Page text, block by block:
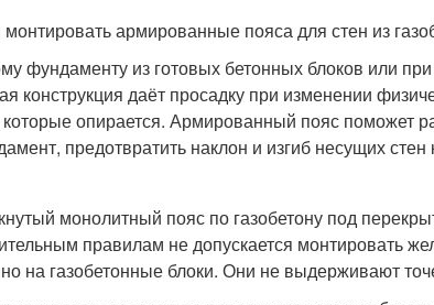
монтировать армированные пояса для стен из
фундаменту из готовых бетонных блоков или
конструкция даёт просадку при изменении
которые опирается. Армированный пояс поможет
предотвратить наклон и изгиб несущих стен
монолитный пояс по газобетону под
правилам не допускается монтировать
на газобетонные блоки. Они не выдерживают